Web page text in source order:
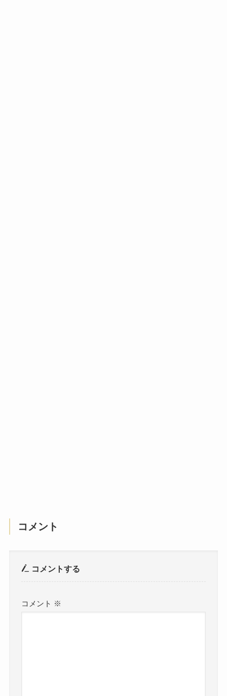
コメント
コメントする
コメント ※